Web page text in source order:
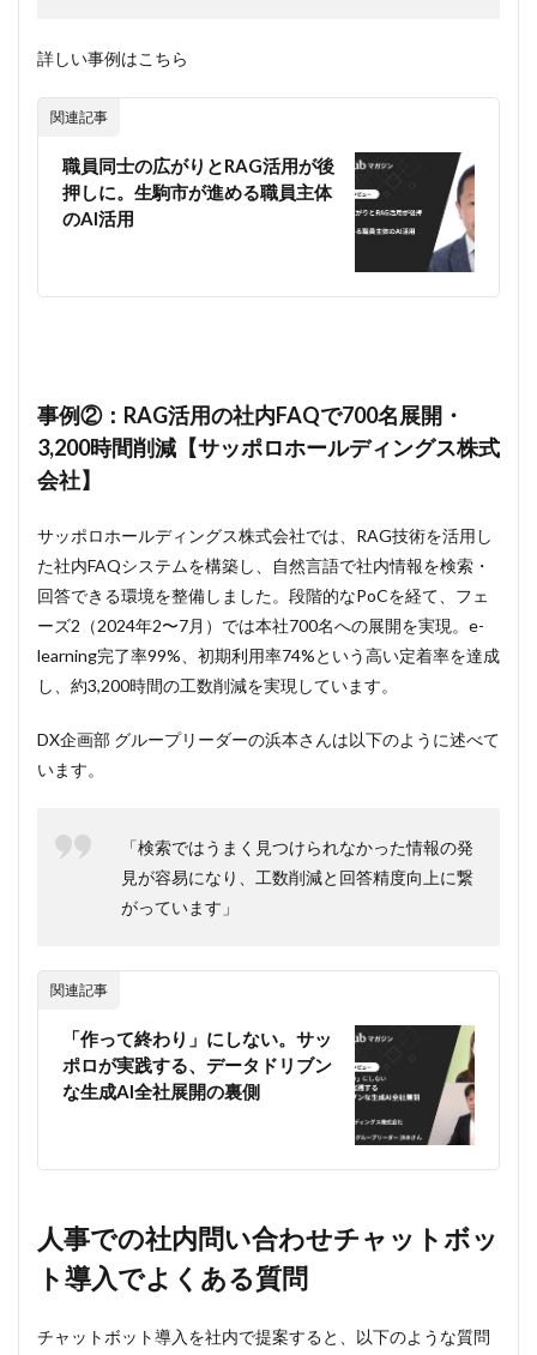
配」
5.3
Q3.
の人事
情報を
外部ク
ラウド
ュリテ
Q4.
「チャ
ットボ
ットが
れない
どうな
るの
か？」
6
まと
詳しい事例はこちら
関連記事
職員同士の広がりとRAG活用が後
押しに。生駒市が進める職員主体
のAI活用
事例②：RAG活用の社内FAQで700名展開・
3,200時間削減【サッポロホールディングス株式
会社】
サッポロホールディングス株式会社では、RAG技術を活用し
た社内FAQシステムを構築し、自然言語で社内情報を検索・
回答できる環境を整備しました。段階的なPoCを経て、フェ
ーズ2（2024年2〜7月）では本社700名への展開を実現。e-
learning完了率99%、初期利用率74%という高い定着率を達成
し、約3,200時間の工数削減を実現しています。
DX企画部 グループリーダーの浜本さんは以下のように述べて
います。
「検索ではうまく見つけられなかった情報の発
見が容易になり、工数削減と回答精度向上に繋
がっています」
関連記事
「作って終わり」にしない。サッ
ポロが実践する、データドリブン
な生成AI全社展開の裏側
人事での社内問い合わせチャットボッ
ト導入でよくある質問
チャットボット導入を社内で提案すると、以下のような質問